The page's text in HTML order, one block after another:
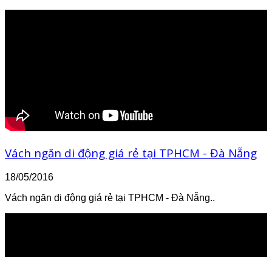
Vách ngăn di động giá rẻ tại TPHCM - Đà Nẵng
18/05/2016
Vách ngăn di động giá rẻ tại TPHCM - Đà Nẵng..